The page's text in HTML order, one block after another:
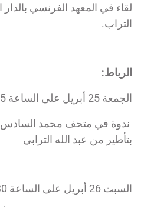
لقاء في المعهد الفرنسي بالدار
التراب.
الرباط:
الجمعة 25 أبريل على الساعة 5 مساء:
ندوة في متحف محمد السادس
بتأطير من عبد الله الترابي
السبت 26 أبريل على الساعة 3:30 زوالا: